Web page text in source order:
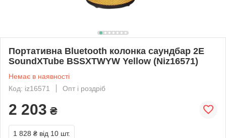
Портативна Bluetooth колонка саундбар 2E
SoundXTube BSSXTWYW Yellow (Niz16571)
Немає в наявності
Код: iz16571
Опт і роздріб
2 203 ₴
1 828 ₴ від 10 шт.